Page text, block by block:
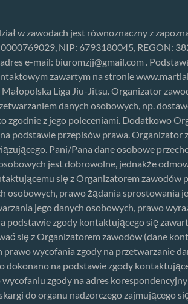
w zawodach jest równoznaczny z
NIP: 6793180045, REGON:
e-mail: biuromzjj@gmail.com .
zawartym na stronie
Liga Jiu-Jitsu. Organizator
danych osobowych, np.
z jego poleceniami. Dodatkowo
podstawie przepisów prawa. Organizator
Pani/Pana dane osobowe
jest dobrowolne, jednakże
się z Organizatorem zawodów
osobowych, prawo żądania sprostowania
jego danych osobowych, prawo
podstawie zgody kontaktującego się
się z Organizatorem zawodów (dane
wycofania zgody na przetwarzanie
dokonano na podstawie zgody
zgody na adres
do organu nadzorczego zajmującego